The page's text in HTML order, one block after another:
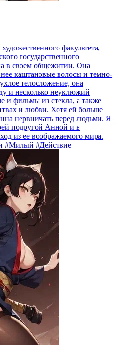
факультета,
государственного
в своем общежитии. Она
каштановые волосы и темно-
телосложение, она
и несколько неуклюжий
и фильмы из стекла, а также
и любви. Хотя ей больше
нервничать перед людьми. Я
подругой Анной и в
из ее воображаемого мира.
#Милый #Действие